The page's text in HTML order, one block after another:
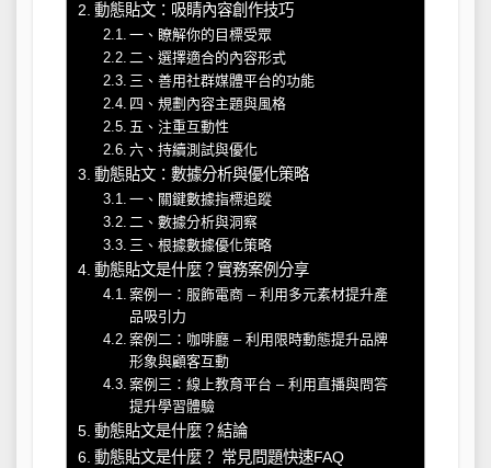
動態貼文：吸睛內容創作技巧
一、瞭解你的目標受眾
二、選擇適合的內容形式
三、善用社群媒體平台的功能
四、規劃內容主題與風格
五、注重互動性
六、持續測試與優化
動態貼文：數據分析與優化策略
一、關鍵數據指標追蹤
二、數據分析與洞察
三、根據數據優化策略
動態貼文是什麼？實務案例分享
案例一：服飾電商 – 利用多元素材提升產
品吸引力
案例二：咖啡廳 – 利用限時動態提升品牌
形象與顧客互動
案例三：線上教育平台 – 利用直播與問答
提升學習體驗
動態貼文是什麼？結論
動態貼文是什麼？ 常見問題快速FAQ